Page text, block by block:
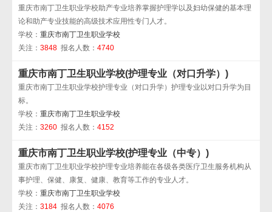
重庆市南丁卫生职业学校助产专业培养掌握护理学以及妇幼保健的基本理
论和助产专业技能的高级技术应用性专门人才。
学校： 重庆市南丁卫生职业学校
关注： 3848 报名人数： 4740
重庆市南丁卫生职业学校(护理专业（对口升学）)
重庆市南丁卫生职业学校护理专业（对口升学）护理专业以对口升学为目
标。
学校： 重庆市南丁卫生职业学校
关注： 3260 报名人数： 4152
重庆市南丁卫生职业学校(护理专业（中专）)
重庆市南丁卫生职业学校护理专业培养能在各级各类医疗卫生服务机构从
事护理、保健、康复、健康、教育等工作的专业人才。
学校： 重庆市南丁卫生职业学校
关注： 3184 报名人数： 4076